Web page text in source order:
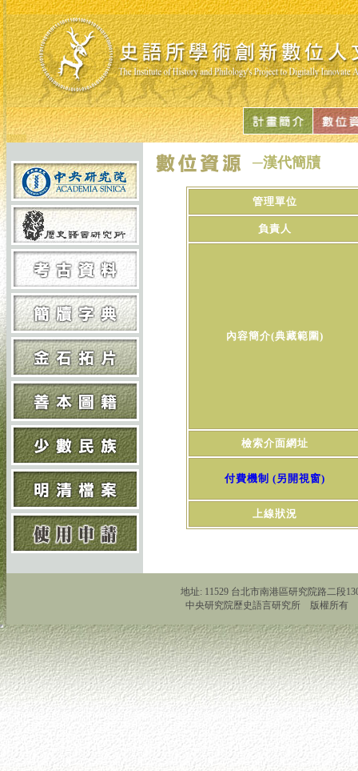
─漢代簡牘
管理單位
負責人
內容簡介(典藏範圍)
檢索介面網址
付費機制 (另開視窗)
上線狀況
地址: 11529 台北市南港區研究院路二段
中央研究院歷史語言研究所 版權所有